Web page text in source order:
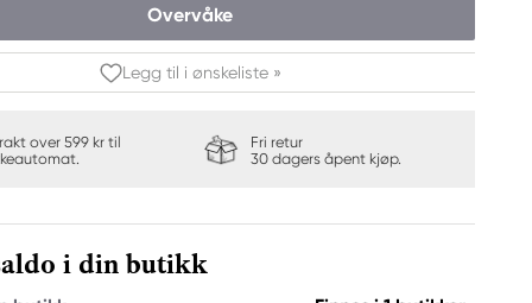
Overvåke
Legg til i ønskeliste »
over 599 kr til
Fri retur
30 dagers åpent kjøp.
i din butikk